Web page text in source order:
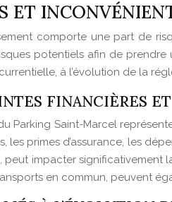
ET
comporte une part de
potentiels afin de prendre
à l’évolution de la
FINANCIÈRES
Parking Saint-Marcel
les primes d’assurance, les
peut impacter significativement
en commun, peuvent